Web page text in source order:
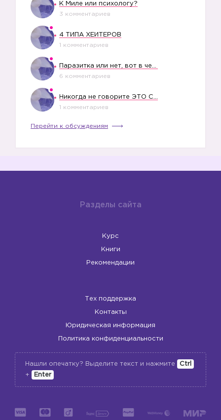
К Миле или психологу?
3 комментариев
4 ТИПА ХЕЙТЕРОВ
1 комментариев
6 комментариев
1 комментариев
Перейти к обсуждениям
Разделы сайта
Курс
Книги
Рекомендации
Тех поддержка
Контакты
Юридическая информация
Политика конфиденциальности
Нашли опечатку? Выделите текст и нажмите
Ctrl
+
Enter